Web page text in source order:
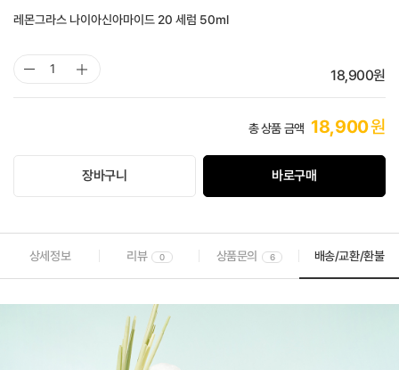
레몬그라스 나이아신아마이드 20 세럼 50ml
18,900원
총 상품 금액 18,900원
장바구니 바로구매
상세정보 리뷰 0 상품문의 6 배송/교환/환불